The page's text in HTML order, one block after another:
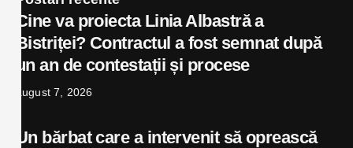
Cine va proiecta Linia Albastră a
Bistriței? Contractul a fost semnat după
un an de contestații și procese
august 7, 2026
Un bărbat care a intervenit să oprească